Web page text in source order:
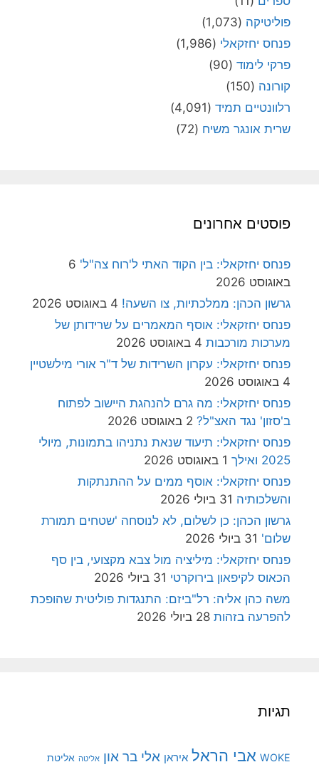
פוליטיקה (1,073)
פנחס יחזקאלי (1,986)
פרקי לימוד (90)
קורונה (150)
רלוונטיים תמיד (4,091)
שרית אונגר משיח (72)
פוסטים אחרונים
פנחס יחזקאלי: בין הקוד האתי ל'רוח צה"ל' 6
באוגוסט 2026
גרשון הכהן: ממלכתיות, צו השעה! 4 באוגוסט 2026
פנחס יחזקאלי: אוסף המאמרים על שרידותן של
מערכות מורכבות 4 באוגוסט 2026
פנחס יחזקאלי: עקרון השרידות של ד"ר אורי מילשטיין
4 באוגוסט 2026
פנחס יחזקאלי: מה גרם להנהגת היישוב לפתוח
ב'סזון' נגד האצ"ל? 2 באוגוסט 2026
פנחס יחזקאלי: תיעוד שנאת נתניהו בתמונות, מיולי
2025 ואילך
1 באוגוסט 2026
פנחס יחזקאלי: אוסף ממים על ההתנתקות
והשלכותיה 31 ביולי 2026
גרשון הכהן: כן לשלום, לא לנוסחה 'שטחים תמורת
שלום' 31 ביולי 2026
פנחס יחזקאלי: מיליציה מול צבא מקצועי, בין סף
הכאוס לקיפאון בירוקרטי 31 ביולי 2026
משה כהן אליה: רל"ביזם: התנגדות פוליטית שהופכת
להפרעה בזהות 28 ביולי 2026
תגיות
WOKE אבי הראל איראן אלי בר און אליטה אליטת